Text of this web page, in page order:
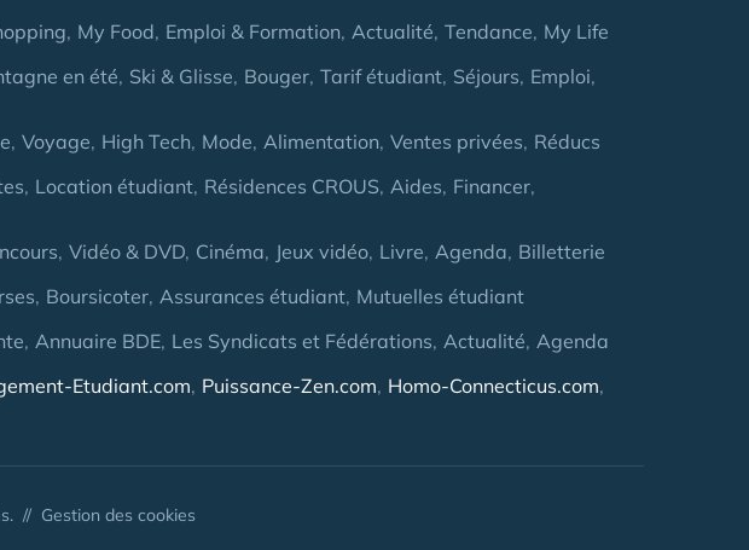
My Food Emploi & Formation Actualité Tendance My Life
en été Ski & Glisse Bouger Tarif étudiant Séjours Emploi
Voyage High Tech Mode Alimentation Ventes privées Réducs
Location étudiant Résidences CROUS Aides Financer
Vidéo & DVD Cinéma Jeux vidéo Livre Agenda Billetterie
Boursicoter Assurances étudiant Mutuelles étudiant
Annuaire BDE Les Syndicats et Fédérations Actualité Agenda
Etudiant.com Puissance-Zen.com Homo-Connecticus.com
// Gestion des cookies